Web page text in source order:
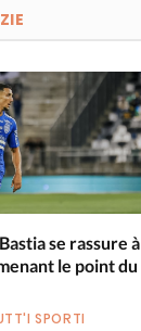
se rassure à
le point du
SPORTI